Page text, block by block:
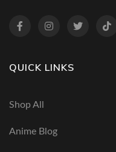
QUICK LINKS
Shop All
Anime Blog